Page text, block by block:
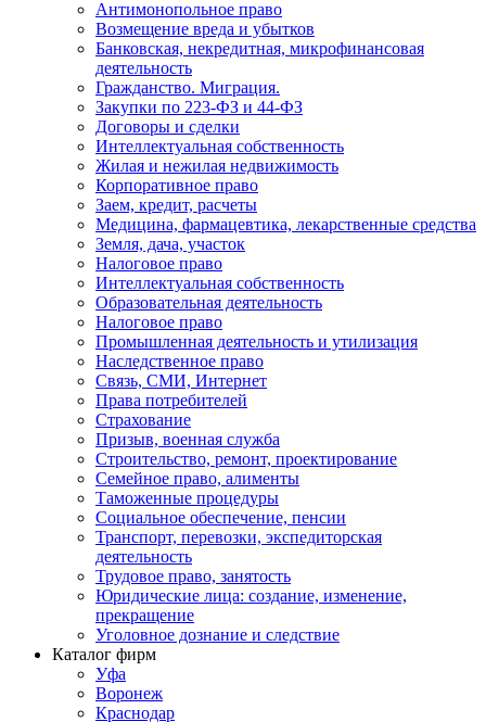
Антимонопольное право
Возмещение вреда и убытков
Банковская, некредитная, микрофинансовая
деятельность
Гражданство. Миграция.
Закупки по 223-ФЗ и 44-ФЗ
Договоры и сделки
Интеллектуальная собственность
Жилая и нежилая недвижимость
Корпоративное право
Заем, кредит, расчеты
Медицина, фармацевтика, лекарственные средства
Земля, дача, участок
Налоговое право
Интеллектуальная собственность
Образовательная деятельность
Налоговое право
Промышленная деятельность и утилизация
Наследственное право
Связь, СМИ, Интернет
Права потребителей
Страхование
Призыв, военная служба
Строительство, ремонт, проектирование
Семейное право, алименты
Таможенные процедуры
Социальное обеспечение, пенсии
Транспорт, перевозки, экспедиторская
деятельность
Трудовое право, занятость
Юридические лица: создание, изменение,
прекращение
Уголовное дознание и следствие
Каталог фирм
Уфа
Воронеж
Краснодар